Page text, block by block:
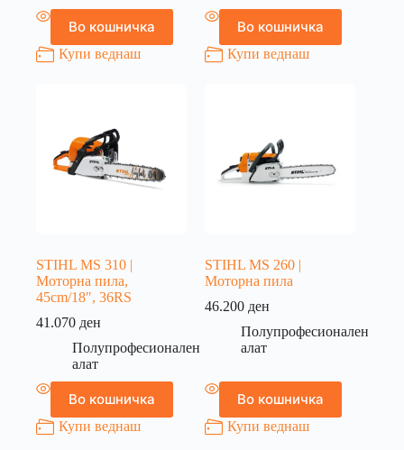
Во кошничка
Купи веднаш
Во кошничка
Купи веднаш
STIHL MS 310 |
Моторна пила,
45cm/18″, 36RS
41.070 ден
Полупрофесионален
алат
Во кошничка
Купи веднаш
STIHL MS 260 |
Моторна пила
46.200 ден
Полупрофесионален
алат
Во кошничка
Купи веднаш